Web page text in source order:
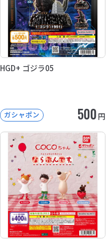
HGD+ ゴジラ05
ガシャポン 500円